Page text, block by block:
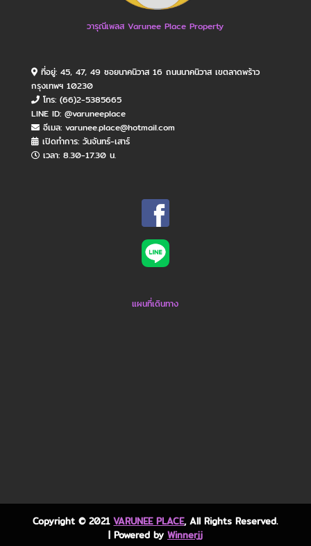
วารุณีเพลส Varunee Place Property
ที่อยู่: 45, 47, 49 ซอยนาคนิวาส 16 ถนนนาคนิวาส เขตลาดพร้าว
กรุงเทพฯ 10230
โทร: (66)2-5385665
LINE ID: @varuneeplace
อีเมล: varunee.place@hotmail.com
เปิดทำการ: วันจันทร์​-เสาร์
เวลา: 8.30-17.30 น.
แผนที่เดินทาง
Copyright © 2021VARUNEE PLACE, All Rights Reserved.
| Powered by Winnerjj